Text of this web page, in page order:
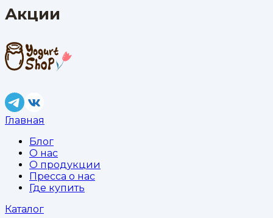
Акции
Главная
Блог
О нас
О продукции
Пресса о нас
Где купить
Каталог